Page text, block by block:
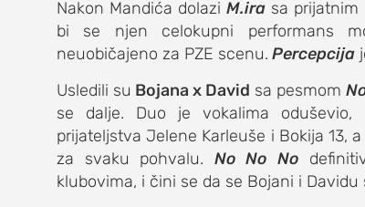
impresum
kontakt
Nakon Mandića dolazi M.irasa prijatnim
bi se njen celokupni performans
neuobičajeno za PZE scenu. Percepcija
Usledili su Bojana x David sa pesmom
se dalje. Duo je vokalima
prijateljstva Jelene Karleuše i Bokija 13,
za svaku pohvalu. No No No
klubovima, i čini se da se Bojani i